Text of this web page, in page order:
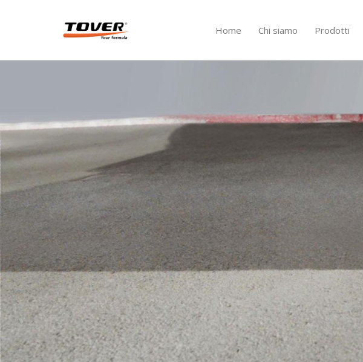
Home Chi siamo Prodotti